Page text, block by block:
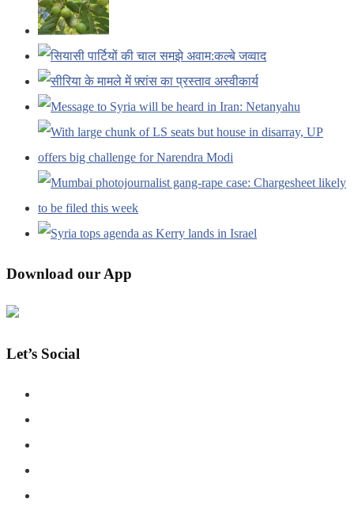
Download our App
Let’s Social